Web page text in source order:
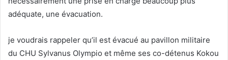
adéquate, une évacuation.
je voudrais rappeler qu’il est évacué au pavillon militaire
du CHU Sylvanus Olympio et même ses co-détenus Kokou